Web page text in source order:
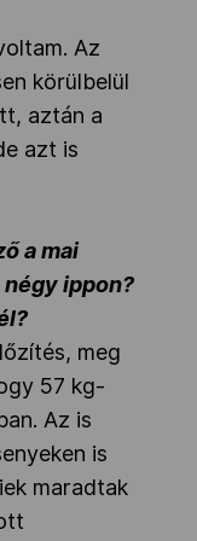
Az
körülbelül
aztán a
azt is
a mai
ippon?
meg
57 kg-
Az is
is
maradtak